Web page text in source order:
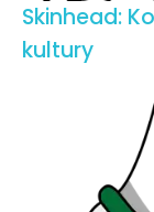
Skinhead:
kultury